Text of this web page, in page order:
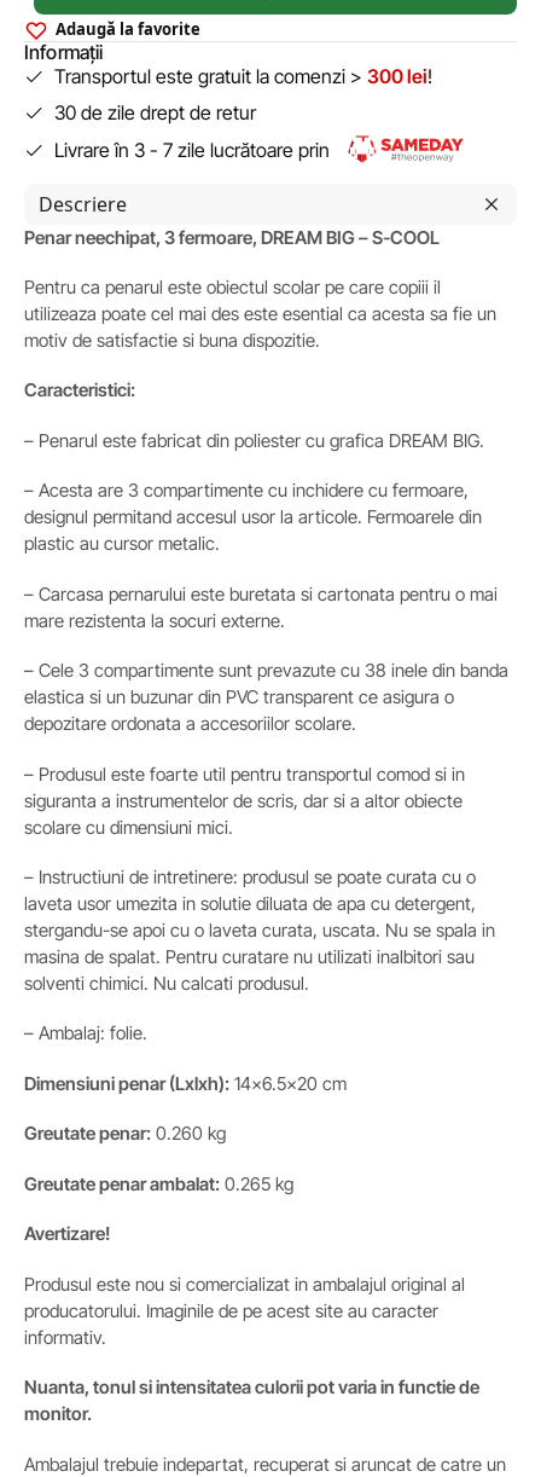
Adaugă la favorite
Informații
Transportul este gratuit la comenzi > 300 lei!
30 de zile drept de retur
Livrare în 3 - 7 zile lucrătoare prin
Descriere
Penar neechipat, 3 fermoare, DREAM BIG – S-COOL
Pentru ca penarul este obiectul scolar pe care copiii il
utilizeaza poate cel mai des este esential ca acesta sa fie un
motiv de satisfactie si buna dispozitie.
Caracteristici:
– Penarul este fabricat din poliester cu grafica DREAM BIG.
– Acesta are 3 compartimente cu inchidere cu fermoare,
designul permitand accesul usor la articole. Fermoarele din
plastic au cursor metalic.
– Carcasa pernarului este buretata si cartonata pentru o mai
mare rezistenta la socuri externe.
– Cele 3 compartimente sunt prevazute cu 38 inele din banda
elastica si un buzunar din PVC transparent ce asigura o
depozitare ordonata a accesoriilor scolare.
– Produsul este foarte util pentru transportul comod si in
siguranta a instrumentelor de scris, dar si a altor obiecte
scolare cu dimensiuni mici.
– Instructiuni de intretinere: produsul se poate curata cu o
laveta usor umezita in solutie diluata de apa cu detergent,
stergandu-se apoi cu o laveta curata, uscata. Nu se spala in
masina de spalat. Pentru curatare nu utilizati inalbitori sau
solventi chimici. Nu calcati produsul.
– Ambalaj: folie.
Dimensiuni penar (Lxlxh): 14×6.5×20 cm
Greutate penar: 0.260 kg
Greutate penar ambalat: 0.265 kg
Avertizare!
Produsul este nou si comercializat in ambalajul original al
producatorului. Imaginile de pe acest site au caracter
informativ.
Nuanta, tonul si intensitatea culorii pot varia in functie de
monitor.
Ambalajul trebuie indepartat, recuperat si aruncat de catre un